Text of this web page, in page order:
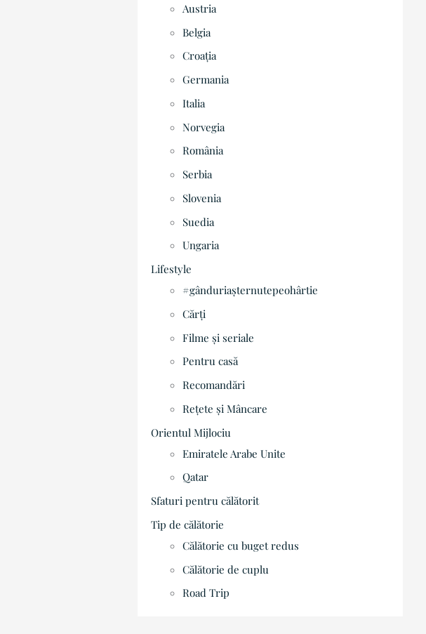
Austria
Belgia
Croația
Germania
Italia
Norvegia
România
Serbia
Slovenia
Suedia
Ungaria
Lifestyle
#gânduriașternutepeohârtie
Cărți
Filme și seriale
Pentru casă
Recomandări
Rețete și Mâncare
Orientul Mijlociu
Emiratele Arabe Unite
Qatar
Sfaturi pentru călătorit
Tip de călătorie
Călătorie cu buget redus
Călătorie de cuplu
Road Trip